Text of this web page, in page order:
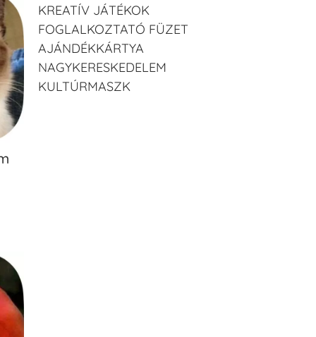
KREATÍV JÁTÉKOK
FOGLALKOZTATÓ FÜZET
AJÁNDÉKKÁRTYA
NAGYKERESKEDELEM
KULTÚRMASZK